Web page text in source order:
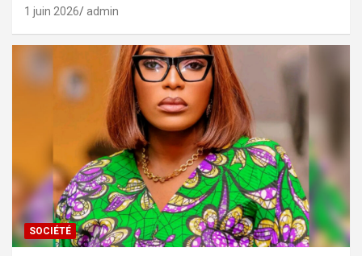
1 juin 2026 admin
SOCIÉTÉ